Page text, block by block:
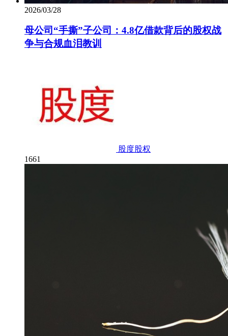
2026/03/28
母公司“手撕”子公司：4.8亿借款背后的股权战
争与合规血泪教训
股度股权
1661